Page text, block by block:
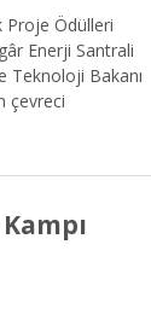
Proje Ödülleri
Enerji Santrali
Teknoloji Bakanı
çevreci